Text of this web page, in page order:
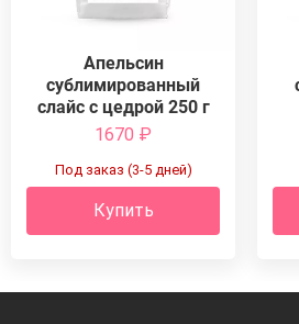
Апельсин
сублимированный
слайс с цедрой 250 г
1670 ₽
Под заказ (3-5 дней)
Купить